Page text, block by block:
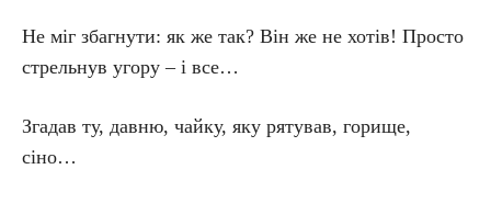
Не міг збагнути: як же так? Він же не хотів! Просто
стрельнув угору – і все…
Згадав ту, давню, чайку, яку рятував, горище,
сіно…